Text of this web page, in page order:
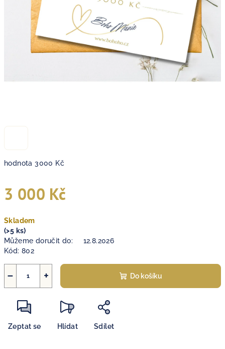
hodnota 3000 Kč
3 000 Kč
cena:
Skladem
(>5 ks)
Můžeme doručit do:
12.8.2026
Kód: 802
+
− Do košíku
Zeptat se Hlídat Sdílet